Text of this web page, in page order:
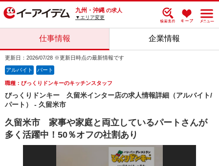
九州・沖縄 の求人
▼エリア変更
仕事情報 企業情報
更新日：2026/07/28 ※更新日時点の最新情報です
アルバイト パート
職種：びっくりドンキーのキッチンスタッフ
びっくりドンキー 久留米インター店の求人情報詳細（アルバイト/
パート） - 久留米市
久留米市 家事や家庭と両立しているパートさんが
多く活躍中！50％オフの社割あり